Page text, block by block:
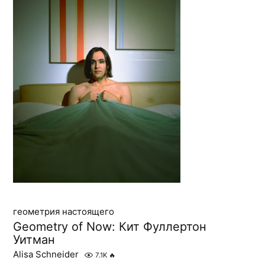
геометрия настоящего
Geometry of Now: Кит Фуллертон
Уитман
Alisa Schneider 7.1K 🔥